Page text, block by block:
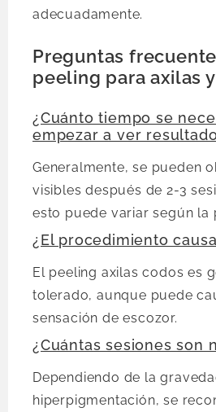
adecuadamente.
Preguntas
peeling para axilas
¿Cuánto tiempo se
empezar a ver
Generalmente, se pueden
visibles después de 2-3
esto puede variar según la
¿El procedimiento
El peeling axilas codos es
tolerado, aunque puede
sensación de escozor.
¿Cuántas sesiones son
Dependiendo de la
hiperpigmentación, se